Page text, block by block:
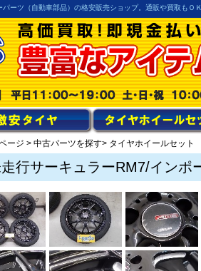
ーツ（自動車部品）の格安販売ショップ。通販や買取もＯＫ
ージ > 中古パーツを探す> タイヤホイールセット
行サーキュラーRM7/インポ